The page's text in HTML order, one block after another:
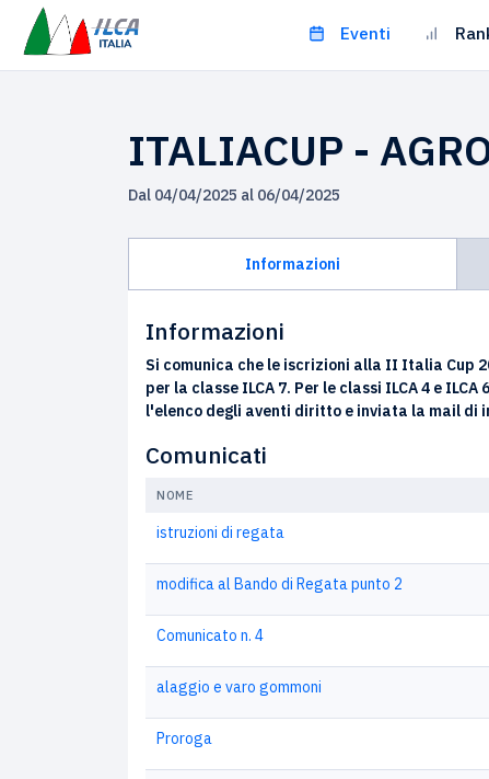
Eventi
ITALIACUP -
Dal 04/04/2025 al 06/04/2025
Informazioni
Informazioni
Si comunica che le iscrizioni alla II Italia Cup
per la classe ILCA 7. Per le classi ILCA 4 e
l'elenco degli aventi diritto e inviata la mail di
Comunicati
NOME
istruzioni di regata
modifica al Bando di Regata punto 2
Comunicato n. 4
alaggio e varo gommoni
Proroga